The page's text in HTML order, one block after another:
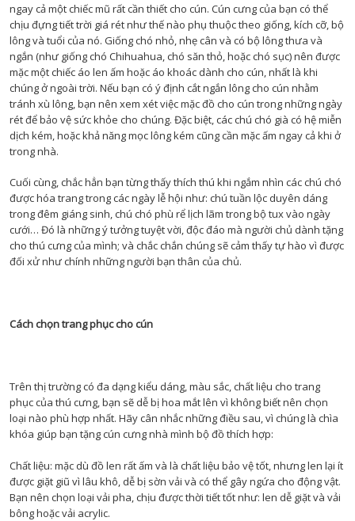
ngay cả một chiếc mũ rất cần thiết cho cún. Cún cưng của bạn có thể
chịu đựng tiết trời giá rét như thế nào phụ thuộc theo giống, kích cỡ, bộ
lông và tuổi của nó. Giống chó nhỏ, nhẹ cân và có bộ lông thưa và
ngắn (như giống chó Chihuahua, chó săn thỏ, hoặc chó sục) nên được
mặc một chiếc áo len ấm hoặc áo khoác dành cho cún, nhất là khi
chúng ở ngoài trời. Nếu bạn có ý định cắt ngắn lông cho cún nhằm
tránh xù lông, bạn nên xem xét việc mặc đồ cho cún trong những ngày
rét để bảo vệ sức khỏe cho chúng. Đặc biệt, các chú chó già có hệ miễn
dịch kém, hoặc khả năng mọc lông kém cũng cần mặc ấm ngay cả khi ở
trong nhà.
Cuối cùng, chắc hẳn bạn từng thấy thích thú khi ngắm nhìn các chú chó
được hóa trang trong các ngày lễ hội như: chú tuần lộc duyên dáng
trong đêm giáng sinh, chú chó phù rể lịch lãm trong bộ tux vào ngày
cưới… Đó là những ý tưởng tuyệt vời, độc đáo mà người chủ dành tặng
cho thú cưng của mình; và chắc chắn chúng sẽ cảm thấy tự hào vì được
đối xử như chính những người bạn thân của chủ.
Cách chọn trang phục cho cún
Trên thị trường có đa dạng kiểu dáng, màu sắc, chất liệu cho trang
phục của thú cưng, bạn sẽ dễ bị hoa mắt lên vì không biết nên chọn
loại nào phù hợp nhất. Hãy cân nhắc những điều sau, vì chúng là chìa
khóa giúp bạn tặng cún cưng nhà mình bộ đồ thích hợp:
Chất liệu: mặc dù đồ len rất ấm và là chất liệu bảo vệ tốt, nhưng len lại ít
được giặt giũ vì lâu khô, dễ bị sờn vải và có thể gây ngứa cho động vật.
Bạn nên chọn loại vải pha, chịu được thời tiết tốt như: len dễ giặt và vải
bông hoặc vải acrylic.